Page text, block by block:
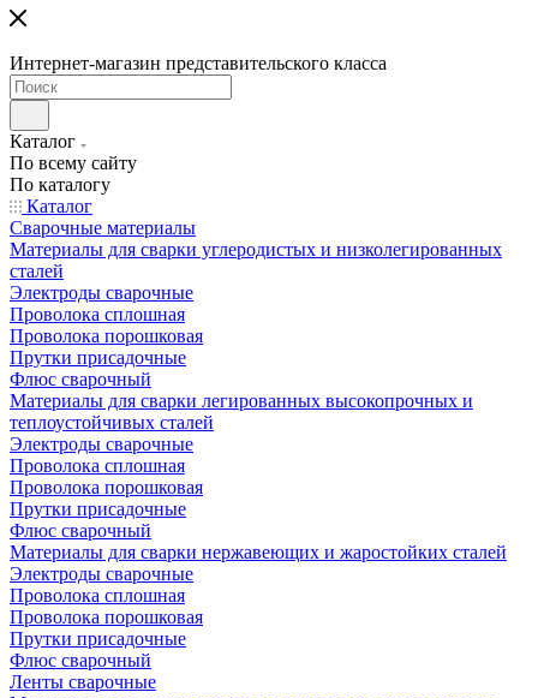
Интернет-магазин представительского класса
Каталог
По всему сайту
По каталогу
Каталог
Сварочные материалы
Материалы для сварки углеродистых и низколегированных
сталей
Электроды сварочные
Проволока сплошная
Проволока порошковая
Прутки присадочные
Флюс сварочный
Материалы для сварки легированных высокопрочных и
теплоустойчивых сталей
Электроды сварочные
Проволока сплошная
Проволока порошковая
Прутки присадочные
Флюс сварочный
Материалы для сварки нержавеющих и жаростойких сталей
Электроды сварочные
Проволока сплошная
Проволока порошковая
Прутки присадочные
Флюс сварочный
Ленты сварочные